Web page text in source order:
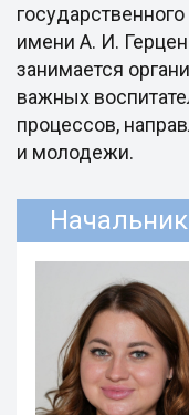
имени А. И.
занимается
важных
процессов,
и молодежи.